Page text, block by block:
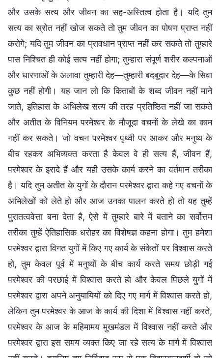
और उसके सत्य और जीवन का सह-अस्तित्व होता है। यदि तुम
सत्य का स्रोत नहीं खोज सकते तो तुम जीवन का पोषण प्राप्त नहीं
करोगे; यदि तुम जीवन का प्रावधान प्राप्त नहीं कर सकते तो तुम्हारे
पास निश्चित ही कोई सत्य नहीं होगा; तुम्हारा संपूर्ण शरीर कल्पनाओं
और धारणाओं के अलावा तुम्हारी देह—तुम्हारी बदबूदार देह—के सिवा
कुछ नहीं होगी। यह जान लो कि किताबों के शब्द जीवन नहीं माने
जाते, इतिहास के अभिलेख सत्य की तरह प्रतिष्ठित नहीं जा सकते
और अतीत के विनियम परमेश्वर के मौजूदा वचनों के लेखे का काम
नहीं कर सकते। जो वचन परमेश्वर पृथ्वी पर आकर और मनुष्य के
बीच रहकर अभिव्यक्त करता है केवल वे ही सत्य हैं, जीवन हैं,
परमेश्वर के इरादे हैं और यही उसके कार्य करने का वर्तमान तरीका
है। यदि तुम अतीत के युगों के दौरान परमेश्वर द्वारा कहे गए वचनों के
अभिलेखों को लेते हो और आज उनका पालन करते हो तो यह तुम्हें
पुरातत्ववेत्ता बना देता है, ऐसे में तुम्हारे बारे में बताने का सर्वोत्तम
तरीका तुम्हें ऐतिहासिक धरोहर का विशेषज्ञ कहना होगा। तुम हमेशा
परमेश्वर द्वारा विगत युगों में किए गए कार्य के संकेतों पर विश्वास करते
हो, तुम केवल पूर्व में मनुष्यों के बीच कार्य करते समय छोड़ी गई
परमेश्वर की परछाई में विश्वास करते हो और केवल पिछले युगों में
परमेश्वर द्वारा अपने अनुयायियों को दिए गए मार्ग में विश्वास करते हो,
लेकिन तुम परमेश्वर के आज के कार्य की दिशा में विश्वास नहीं करते,
परमेश्वर के आज के महिमामय मुखमंडल में विश्वास नहीं करते और
परमेश्वर द्वारा इस समय व्यक्त किए जा रहे सत्य के मार्ग में विश्वास